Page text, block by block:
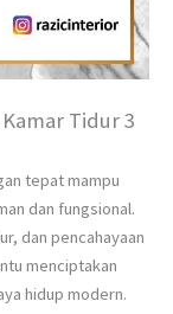
Tidur 3
tepat mampu
dan fungsional.
dan pencahayaan
menciptakan
hidup modern.